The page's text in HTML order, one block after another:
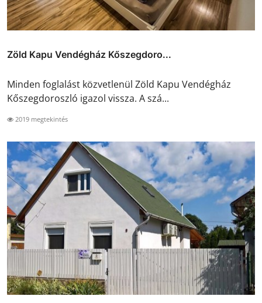
Zöld Kapu Vendégház Kőszegdoro...
Minden foglalást közvetlenül Zöld Kapu Vendégház
Kőszegdoroszló igazol vissza. A szá...
2019 megtekintés